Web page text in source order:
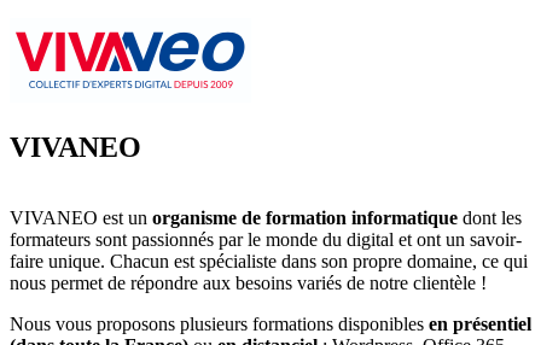
Module 5 : Techniques avancées de retouche et montage
Suppression d’éléments et clonage complexe
Techniques avancées pour supprimer des objets et
Techniques avancées pour supprimer des objets et clonage
précis.
complexes et réalistes.
Améliorer la peau, réaliser des photomontages complexes et
réalistes.
VIVANEO
VIVANEO est un organisme de formation informatique dont les
formateurs sont passionnés par le monde du digital et ont un savoir-
faire unique. Chacun est spécialiste dans son propre domaine, ce qui
nous permet de répondre aux besoins variés de notre clientèle !
Nous vous proposons plusieurs formations disponibles en présentiel